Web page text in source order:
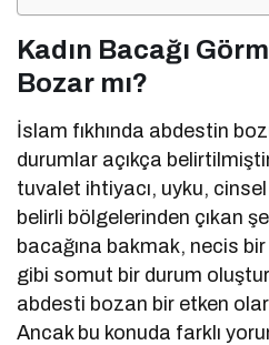
Kadın Bacağı
Bozar mı?
İslam fıkhında abdestin
durumlar açıkça
tuvalet ihtiyacı, uyku,
belirli bölgelerinden çıkan
bacağına bakmak, necis
gibi somut bir durum
abdesti bozan bir etken
Ancak bu konuda farklı